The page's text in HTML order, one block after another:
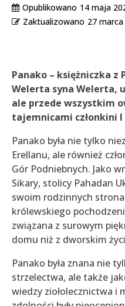
Opublikowano 14 maja
Zaktualizowano 27
Panako – księżniczka z
Welerta syna Welerta,
ale przede wszystkim
tajemnicami członkini I
Panako była nie tylko
Erellanu, ale również
Gór Podniebnych. Jako
Sikary, stolicy Pahadan
swoim rodzinnych
królewskiego
związana z surowym
domu niż z dworskim
Panako była znana nie
strzelectwa, ale także
wiedzy ziołolecznictwa i